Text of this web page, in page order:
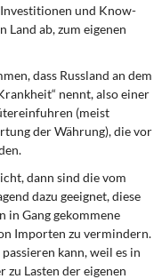
und Know-
ab, zum eigenen
dass Russland an dem
nennt, also einer
(meist
der Währung), die vor
dann sind die vom
dazu geeignet, diese
in Gang gekommene
Importen zu vermindern.
kann, weil es in
zu Lasten der eigenen